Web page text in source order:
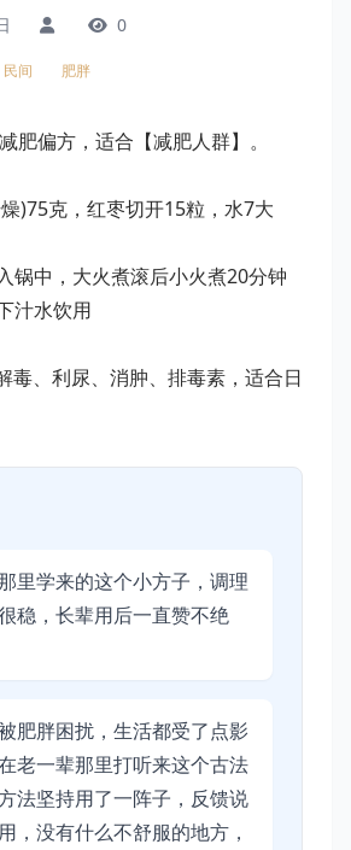
0
民间 肥胖
肥偏方，适合【减肥人群】。
)75克，红枣切开15粒，水7大
锅中，大火煮滚后小火煮20分钟
汁水饮用
毒、利尿、消肿、排毒素，适合日
里学来的这个小方子，调理
稳，长辈用后一直赞不绝
肥胖困扰，生活都受了点影
老一辈那里打听来这个古法
法坚持用了一阵子，反馈说
，没有什么不舒服的地方，